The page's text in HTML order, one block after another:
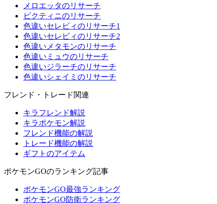
メロエッタのリサーチ
ビクティニのリサーチ
色違いセレビィのリサーチ1
色違いセレビィのリサーチ2
色違いメタモンのリサーチ
色違いミュウのリサーチ
色違いジラーチのリサーチ
色違いシェイミのリサーチ
フレンド・トレード関連
キラフレンド解説
キラポケモン解説
フレンド機能の解説
トレード機能の解説
ギフトのアイテム
ポケモンGOのランキング記事
ポケモンGO最強ランキング
ポケモンGO防衛ランキング